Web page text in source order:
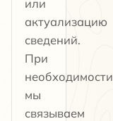
актуализацию
сведений.
При
необходимости
мы
связываем